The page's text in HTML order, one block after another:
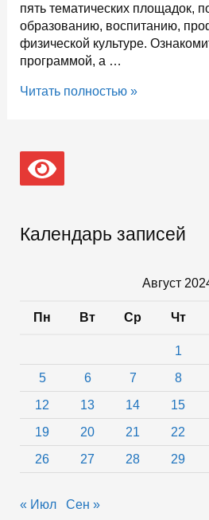
пять тематических площадок,
образованию, воспитанию,
физической культуре.
программой, а …
27
общественно-
педагогический
преподавателей
Читать полностью »
Календарь записей
Август
Пн Вт Ср Чт
1
5
6 7 8
12
13 14 15
19
20 21 22
26
27 28 29
« Июл Сен »